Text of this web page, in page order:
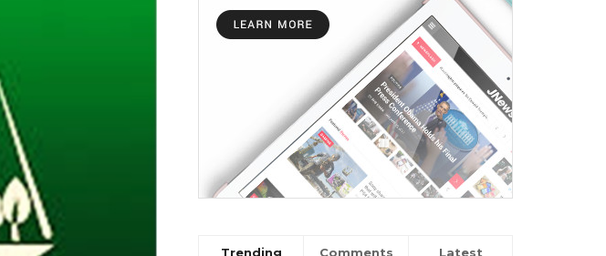
Trending Comments Latest